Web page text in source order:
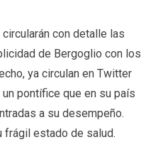
con detalle las
de Bergoglio con los
ya circulan en Twitter
pontífice que en su país
a su desempeño.
frágil estado de salud.